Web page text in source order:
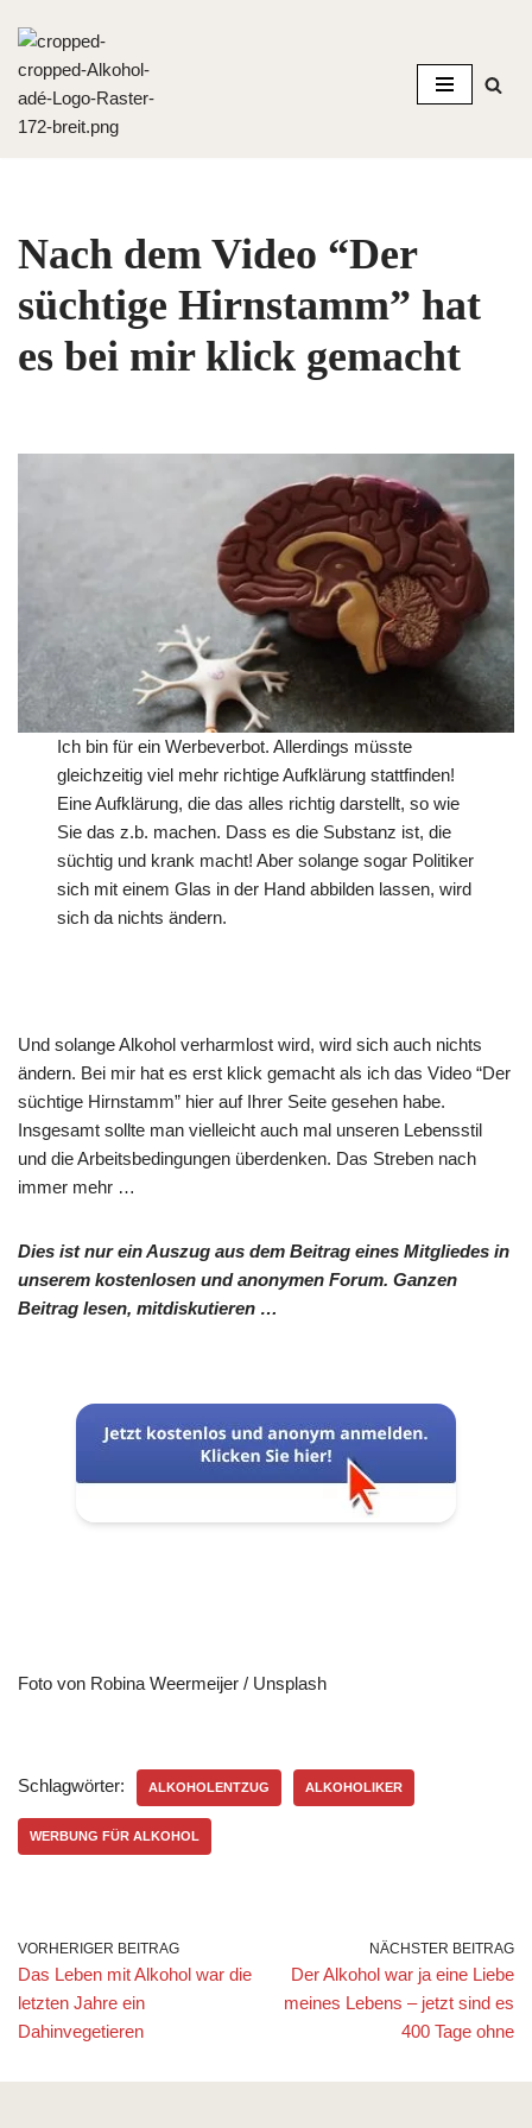
Zum
Inhalt
springen
Nach dem Video “Der
süchtige Hirnstamm” hat
es bei mir klick gemacht
Ich bin für ein Werbeverbot. Allerdings müsste
gleichzeitig viel mehr richtige Aufklärung stattfinden!
Eine Aufklärung, die das alles richtig darstellt, so wie
Sie das z.b. machen. Dass es die Substanz ist, die
süchtig und krank macht! Aber solange sogar Politiker
sich mit einem Glas in der Hand abbilden lassen, wird
sich da nichts ändern.
Und solange Alkohol verharmlost wird, wird sich auch nichts
ändern. Bei mir hat es erst klick gemacht als ich das Video “Der
süchtige Hirnstamm” hier auf Ihrer Seite gesehen habe.
Insgesamt sollte man vielleicht auch mal unseren Lebensstil
und die Arbeitsbedingungen überdenken. Das Streben nach
immer mehr …
Dies ist nur ein Auszug aus dem Beitrag eines Mitgliedes in
unserem kostenlosen und anonymen Forum. Ganzen
Beitrag lesen, mitdiskutieren …
Foto von Robina Weermeijer / Unsplash
Schlagwörter: ALKOHOLENTZUG ALKOHOLIKER
WERBUNG FÜR ALKOHOL
VORHERIGER BEITRAG
Das Leben mit Alkohol war die
letzten Jahre ein
Dahinvegetieren
NÄCHSTER BEITRAG
Der Alkohol war ja eine Liebe
meines Lebens – jetzt sind es
400 Tage ohne